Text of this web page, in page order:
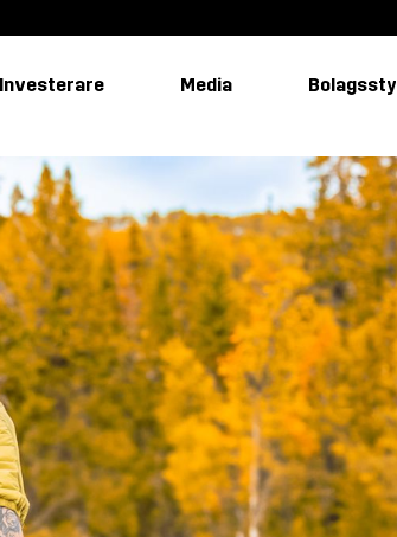
Investerare Media